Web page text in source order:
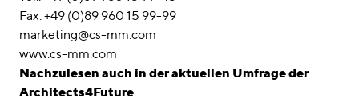
Fax: +49 (0)89 960 15 99-99
marketing@cs-mm.com
www.cs-mm.com
Nachzulesen auch in der aktuellen Umfrage der
Architects4Future